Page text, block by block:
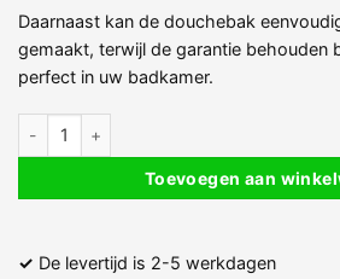
Daarnaast kan de douchebak
gemaakt, terwijl de garantie behouden
perfect in uw badkamer.
Kunststof Composiet Douchebak
Toevoegen aan
✓ De levertijd is 2-5 werkdagen